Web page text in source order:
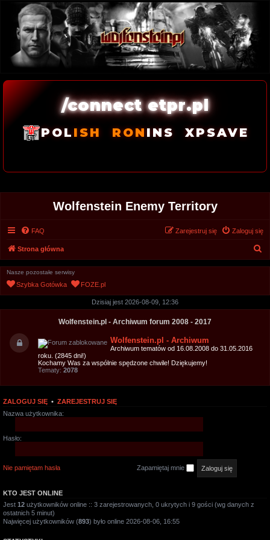
/connect etpr.pl
POL ISH RONINS XPSAVE
Wolfenstein Enemy Territory
FAQ Zaloguj się
Zarejestruj się
Strona główna
Nasze pozostałe serwisy
Szybka Gotówka FOZE.pl
Dzisiaj jest 2026-08-09, 12:36
Wolfenstein.pl - Archiwum forum 2008 - 2017
Wolfenstein.pl - Archiwum
Archiwum tematów od 16.08.2008 do 31.05.2016
roku. (2845 dni!)
Kochamy Was za wspólnie spędzone chwile! Dziękujemy!
Tematy: 2078
ZALOGUJ SIĘ • ZAREJESTRUJ SIĘ
Nazwa użytkownika:
Hasło:
Nie pamiętam hasła Zapamiętaj mnie
KTO JEST ONLINE
Jest 12 użytkowników online :: 3 zarejestrowanych, 0 ukrytych i 9 gości (wg danych z
ostatnich 5 minut)
Najwięcej użytkowników (893) było online 2026-08-06, 16:55